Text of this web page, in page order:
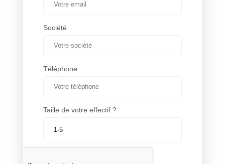
Société
Téléphone
Taille de votre effectif ?